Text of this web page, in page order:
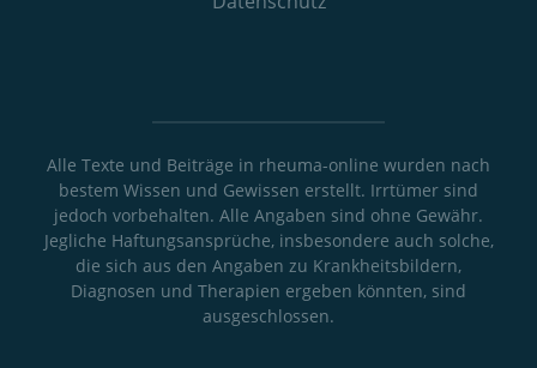
Alle Texte und Beiträge in rheuma-online wurden nach
bestem Wissen und Gewissen erstellt. Irrtümer sind
jedoch vorbehalten. Alle Angaben sind ohne Gewähr.
Jegliche Haftungsansprüche, insbesondere auch solche,
die sich aus den Angaben zu Krankheitsbildern,
Diagnosen und Therapien ergeben könnten, sind
ausgeschlossen.